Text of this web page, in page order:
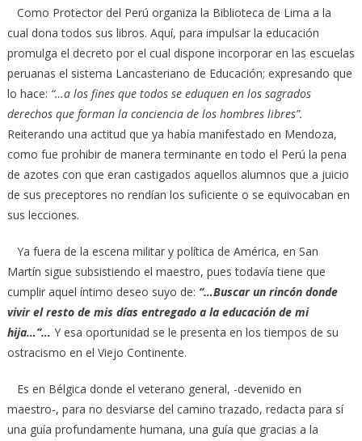
Como Protector del Perú organiza la Biblioteca de Lima a la
cual dona todos sus libros. Aquí, para impulsar la educación
promulga el decreto por el cual dispone incorporar en las escuelas
peruanas el sistema Lancasteriano de Educación; expresando que
lo hace: “…a los fines que todos se eduquen en los sagrados
derechos que forman la conciencia de los hombres libres”.
Reiterando una actitud que ya había manifestado en Mendoza,
como fue prohibir de manera terminante en todo el Perú la pena
de azotes con que eran castigados aquellos alumnos que a juicio
de sus preceptores no rendían los suficiente o se equivocaban en
sus lecciones.
Ya fuera de la escena militar y política de América, en San
Martín sigue subsistiendo el maestro, pues todavía tiene que
cumplir aquel íntimo deseo suyo de: “…Buscar un rincón donde
vivir el resto de mis días entregado a la educación de mi
hija…”… Y esa oportunidad se le presenta en los tiempos de su
ostracismo en el Viejo Continente.
Es en Bélgica donde el veterano general, -devenido en
maestro-, para no desviarse del camino trazado, redacta para sí
una guía profundamente humana, una guía que gracias a la